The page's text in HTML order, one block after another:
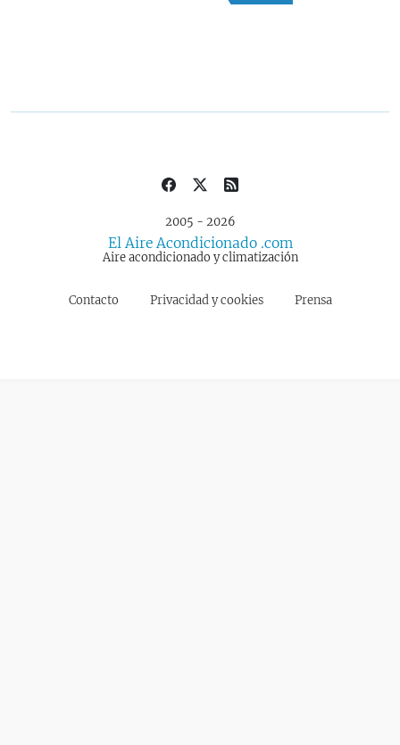
2005 - 2026
El Aire Acondicionado .com
Aire acondicionado y climatización
Contacto Privacidad y cookies Prensa